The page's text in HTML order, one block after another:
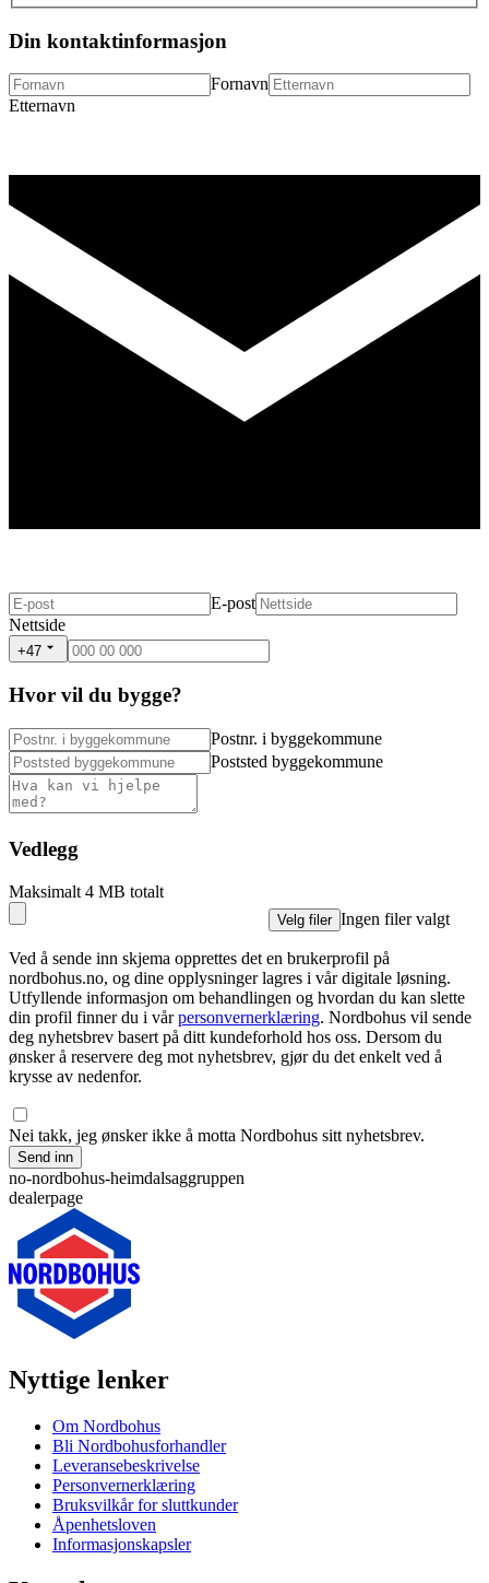
Din kontaktinformasjon
Fornavn
Etternavn
E-post
Nettside
+47
Hvor vil du bygge?
Postnr. i byggekommune
Poststed byggekommune
Vedlegg
Maksimalt 4 MB totalt
Velg filer Ingen filer valgt
Ved å sende inn skjema opprettes det en brukerprofil på
nordbohus.no, og dine opplysninger lagres i vår digitale løsning.
Utfyllende informasjon om behandlingen og hvordan du kan slette
din profil finner du i vår personvernerklæring. Nordbohus vil sende
deg nyhetsbrev basert på ditt kundeforhold hos oss. Dersom du
ønsker å reservere deg mot nyhetsbrev, gjør du det enkelt ved å
krysse av nedenfor.
Nei takk, jeg ønsker ikke å motta Nordbohus sitt nyhetsbrev.
Send inn
no-nordbohus-heimdalsaggruppen
dealerpage
Nyttige lenker
Om Nordbohus
Bli Nordbohusforhandler
Leveransebeskrivelse
Personvernerklæring
Bruksvilkår for sluttkunder
Åpenhetsloven
Informasjonskapsler